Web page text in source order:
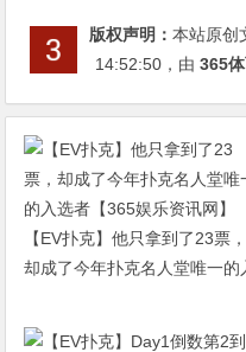
版权声明：本站原创
14:52:50 ，由365
【EV扑克】他只拿到了23票，
却成了今年扑克名人堂唯一的